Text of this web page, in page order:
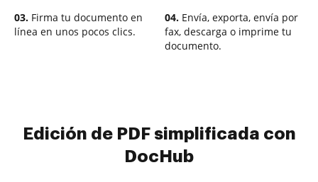
03. Firma tu documento en
línea en unos pocos clics.
04. Envía, exporta, envía por
fax, descarga o imprime tu
documento.
Edición de PDF simplificada con
DocHub